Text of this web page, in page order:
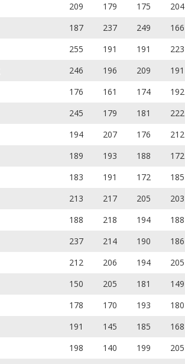
209 179 175 204
187 237 249 166
255 191 191 223
246 196 209 191
176 161 174 192
245 179 181 222
194 207 176 212
189 193 188 172
183 191 172 185
213 217 205 203
188 218 194 188
237 214 190 186
212 206 194 205
150 205 181 149
178 170 193 180
191 145 185 168
198 140 199 205